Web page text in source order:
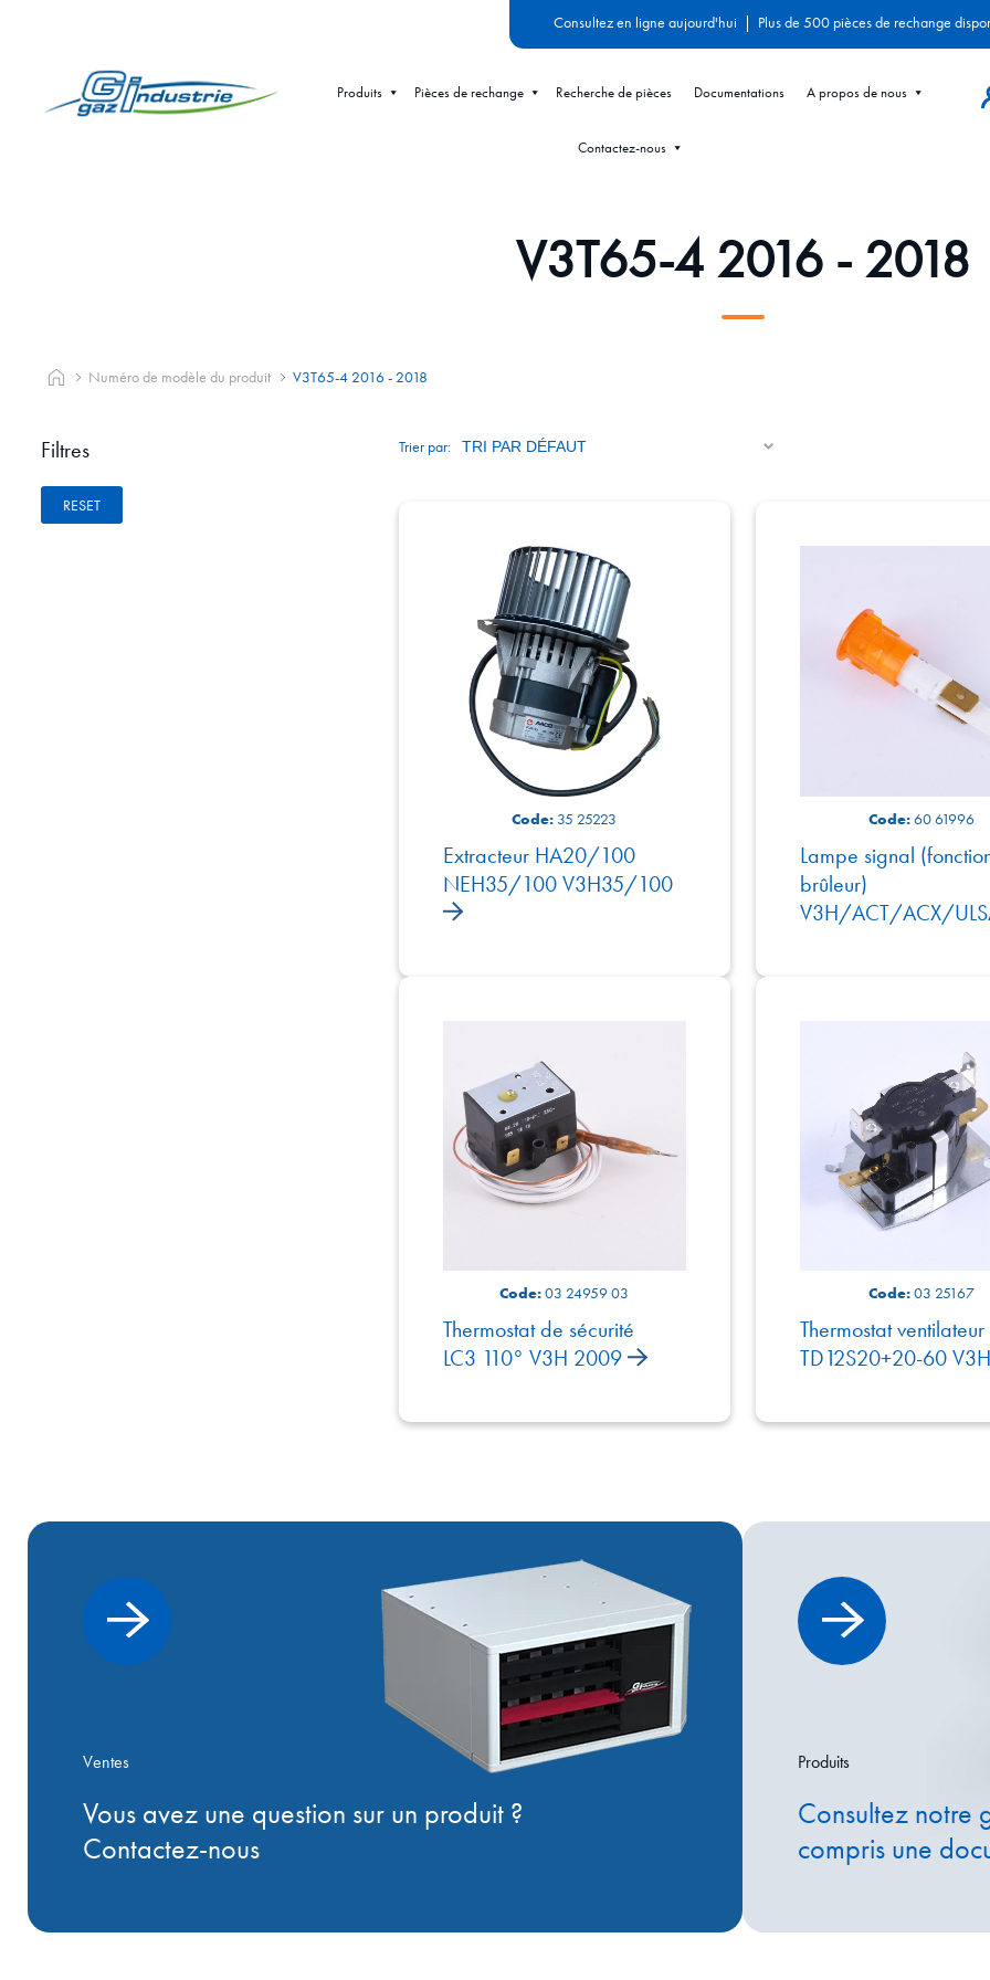
Consultez en ligne aujourd'hui | Plus de 500 pièces de rechange
Produits Pièces de rechange Recherche de pièces Documentations A propos de nous
Contactez-nous
V3T65-4 2016 - 2018
Numéro de modèle du produit V3T65-4 2016 - 2018
Filtres
RESET
Trier par:
Code: 35 25223
Extracteur HA20/100
NEH35/100 V3H35/100
Code:60 61996
Lampe signal
brûleur)
V3H/ACT/ACX/
Code:03 24959 03
Thermostat de sécurité
LC3 110° V3H 2009
Code:03 25167
Thermostat ventilateur
TD12S20+20-60
Ventes
Vous avez une question sur un produit ?
Contactez-nous
Produits
Consultez notre
compris une